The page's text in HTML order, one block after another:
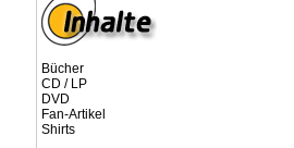
Bücher
CD / LP
DVD
Fan-Artikel
Shirts